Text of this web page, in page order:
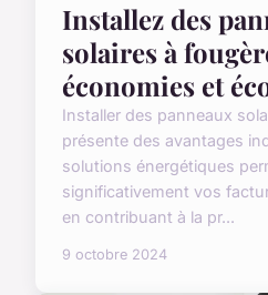
Installez des
solaires à
économies et
Installer des panneaux
présente des avantages
solutions énergétiques
significativement vos
en contribuant à la pr...
9 octobre 2024